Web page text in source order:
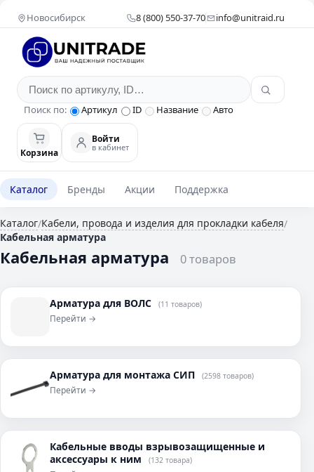
Новосибирск 8 (800) 550-37-70 info@unitraid.ru
Поиск по: Артикул ID Название Авто
Корзина
Войти
в кабинет
Каталог Бренды Акции Поддержка
Каталог/Кабели, провода и изделия для прокладки кабеля/
Кабельная арматура
Кабельная арматура 0 товаров
Арматура для ВОЛС (11 товаров)
Перейти →
Арматура для монтажа СИП (2598 товаров)
Перейти →
Кабельные вводы взрывозащищенные и
аксессуары к ним
(132 товара)